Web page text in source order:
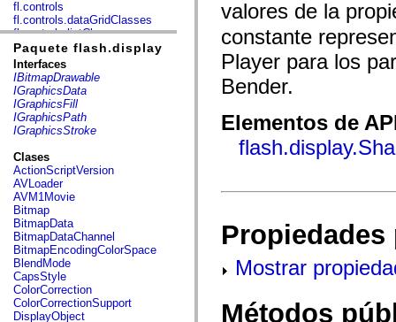
fl.controls
fl.controls.dataGridClasses
fl.controls.listClasses
fl.controls.progressBarClasses
fl.core
fl.data
fl.display
fl.events
fl.ik
fl.lang
fl.livepreview
fl.managers
fl.motion
fl.motion.easing
fl.rsl
fl.text
fl.transitions
fl.transitions.easing
fl.video
flash.accessibility
flash.concurrent
flash.crypto
flash.data
flash.desktop
Paquete flash.display
Interfaces
IBitmapDrawable
IGraphicsData
IGraphicsFill
IGraphicsPath
IGraphicsStroke
Clases
ActionScriptVersion
AVLoader
AVM1Movie
Bitmap
BitmapData
BitmapDataChannel
BitmapEncodingColorSpace
BlendMode
CapsStyle
ColorCorrection
ColorCorrectionSupport
DisplayObject
valores de la
constante
Player para los
Bender.
Elementos de
Mostrar
Métodos